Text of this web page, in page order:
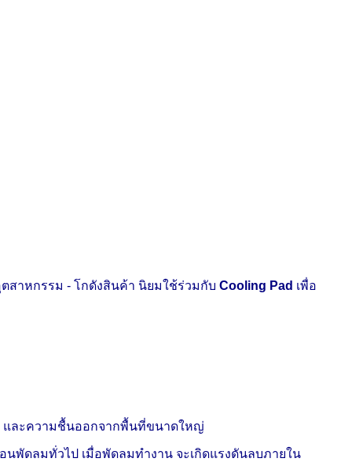
ตสาหกรรม- โกดังสินค้า นิยมใช้ร่วมกับCooling Pad เพื่อ
และความชื้นออกจากพื้นที่ขนาดใหญ่
นพัดลมทั่วไป เมื่อพัดลมทำงาน จะเกิดแรงดันลบภายใน